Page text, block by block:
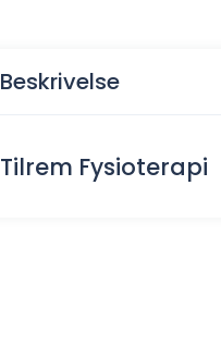
Beskrivelse
Tilrem Fysioterapi